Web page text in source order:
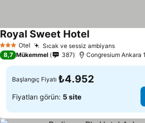
3 YıldızOtel Sıcak ve sessiz ambiyans
Royal Sweet Hotel
8,7 Mükemmel 387 Congresium Ankara
Başlangıç Fiyatı ₺4.952
Fiyatları görün: 5 site